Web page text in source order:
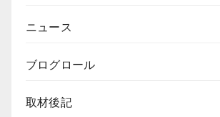
ニュース
ブログロール
取材後記